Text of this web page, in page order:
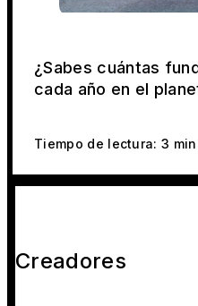
¿Sabes cuántas
cada año en el
Tiempo de lectura: 3 min
Creadores